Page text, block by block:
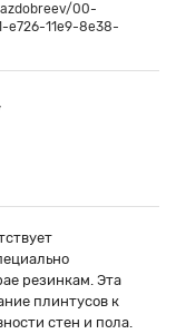
00-
e726-11e9-8e38-
резинкам. Эта
плинтусов к
стен и пола.